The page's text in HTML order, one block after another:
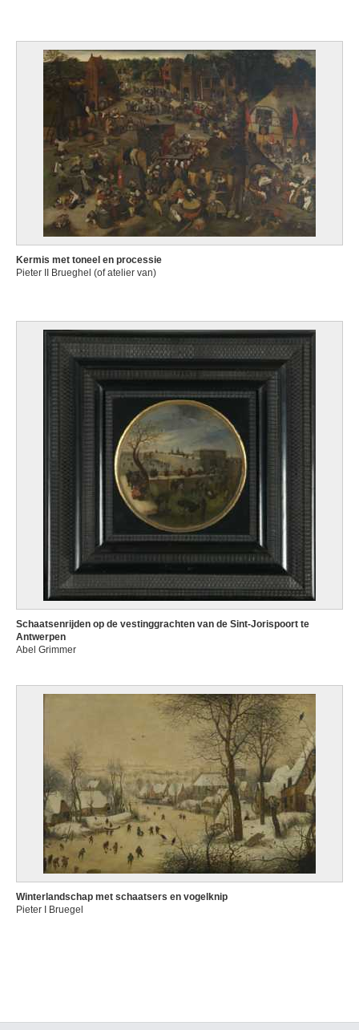
Kermis met toneel en processie
Pieter II Brueghel (of atelier van)
Schaatsenrijden op de vestinggrachten van de Sint-Jorispoort te
Antwerpen
Abel Grimmer
Winterlandschap met schaatsers en vogelknip
Pieter I Bruegel